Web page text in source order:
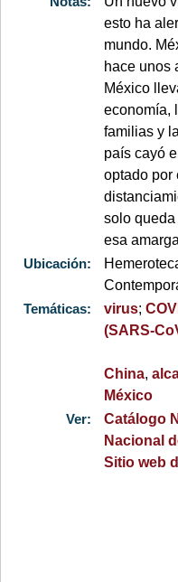
esto ha
mundo.
hace unos
México
economía,
familias y
país cayó
optado por
solo
esa
Ubicación:
Temáticas:
virus;
(SARS-
China,
México
Ver:
Catálogo
Nacional
Sitio web